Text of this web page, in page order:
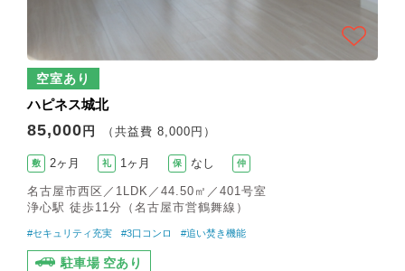
空室あり
ハピネス城北
85,000 円 （共益費 8,000円）
敷 2ヶ月 礼 1ヶ月 保 なし 仲
名古屋市西区／1LDK／44.50㎡／401号室
浄心駅 徒歩11分（名古屋市営鶴舞線）
#セキュリティ充実 #3口コンロ #追い焚き機能
駐車場 空あり